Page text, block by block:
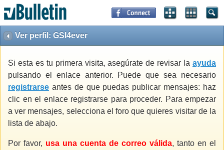
Ver perfil: GSI4ever
Si esta es tu primera visita, asegúrate de revisar la ayuda
pulsando el enlace anterior. Puede que sea necesario
registrarse antes de que puedas publicar mensajes: haz
clic en el enlace registrarse para proceder. Para empezar
a ver mensajes, selecciona el foro que quieres visitar de la
lista de abajo.
Por favor, usa una cuenta de correo válida, tanto en el